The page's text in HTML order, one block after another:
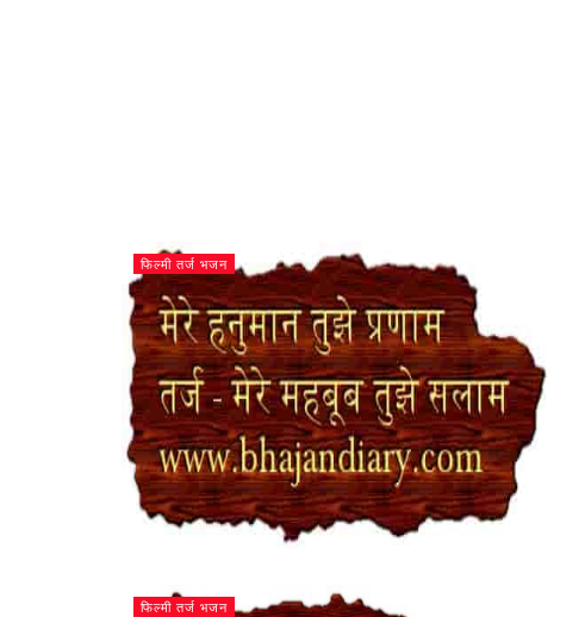
फिल्मी तर्ज भजन
फिल्मी तर्ज भजन